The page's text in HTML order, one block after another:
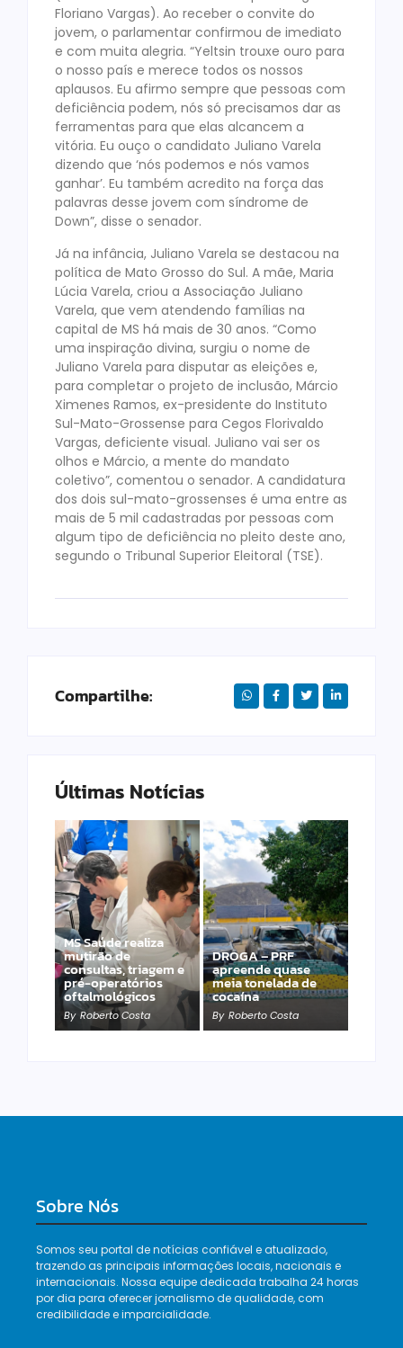
Floriano Vargas). Ao receber o convite do
jovem, o parlamentar confirmou de imediato
e com muita alegria. “Yeltsin trouxe ouro para
o nosso país e merece todos os nossos
aplausos. Eu afirmo sempre que pessoas com
deficiência podem, nós só precisamos dar as
ferramentas para que elas alcancem a
vitória. Eu ouço o candidato Juliano Varela
dizendo que ‘nós podemos e nós vamos
ganhar’. Eu também acredito na força das
palavras desse jovem com síndrome de
Down”, disse o senador.
Já na infância, Juliano Varela se destacou na
política de Mato Grosso do Sul. A mãe, Maria
Lúcia Varela, criou a Associação Juliano
Varela, que vem atendendo famílias na
capital de MS há mais de 30 anos. “Como
uma inspiração divina, surgiu o nome de
Juliano Varela para disputar as eleições e,
para completar o projeto de inclusão, Márcio
Ximenes Ramos, ex-presidente do Instituto
Sul-Mato-Grossense para Cegos Florivaldo
Vargas, deficiente visual. Juliano vai ser os
olhos e Márcio, a mente do mandato
coletivo”, comentou o senador. A candidatura
dos dois sul-mato-grossenses é uma entre as
mais de 5 mil cadastradas por pessoas com
algum tipo de deficiência no pleito deste ano,
segundo o Tribunal Superior Eleitoral (TSE).
Compartilhe:
Últimas Notícias
MS Saúde realiza
mutirão de
consultas, triagem e
pré-operatórios
oftalmológicos
By Roberto Costa
DROGA – PRF
apreende quase
meia tonelada de
cocaína
By Roberto Costa
PRF apreende 20
pistolas e 40
carregadores na BR-
060
By Roberto Costa
Sobre Nós
Somos seu portal de notícias confiável e atualizado,
trazendo as principais informações locais, nacionais e
internacionais. Nossa equipe dedicada trabalha 24 horas
por dia para oferecer jornalismo de qualidade, com
credibilidade e imparcialidade.